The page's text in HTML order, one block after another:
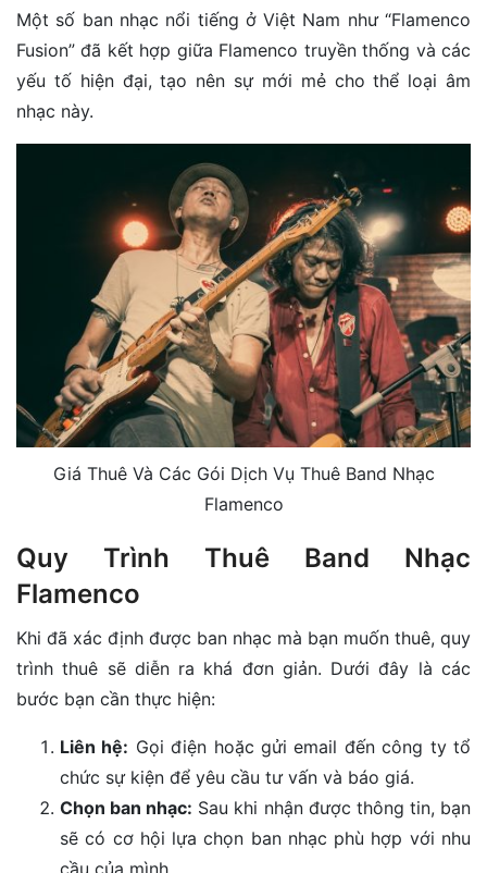
Một số ban nhạc nổi tiếng ở Việt Nam như “Flamenco
Fusion” đã kết hợp giữa Flamenco truyền thống và các
yếu tố hiện đại, tạo nên sự mới mẻ cho thể loại âm
nhạc này.
Giá Thuê Và Các Gói Dịch Vụ Thuê Band Nhạc
Flamenco
Quy Trình Thuê Band Nhạc
Flamenco
Khi đã xác định được ban nhạc mà bạn muốn thuê, quy
trình thuê sẽ diễn ra khá đơn giản. Dưới đây là các
bước bạn cần thực hiện:
Liên hệ: Gọi điện hoặc gửi email đến công ty tổ
chức sự kiện để yêu cầu tư vấn và báo giá.
Chọn ban nhạc: Sau khi nhận được thông tin, bạn
sẽ có cơ hội lựa chọn ban nhạc phù hợp với nhu
cầu của mình.